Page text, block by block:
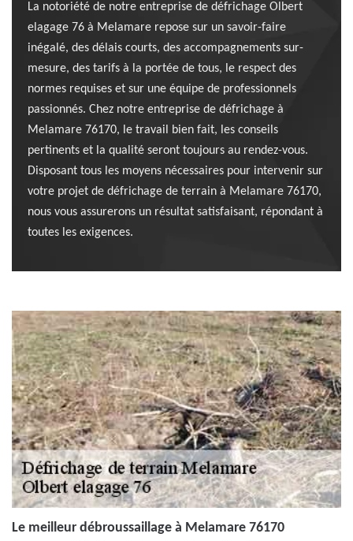
La notoriété de notre entreprise de défrichage Olbert
elagage 76 à Melamare repose sur un savoir-faire
inégalé, des délais courts, des accompagnements sur-
mesure, des tarifs à la portée de tous, le respect des
normes requises et sur une équipe de professionnels
passionnés. Chez notre entreprise de défrichage à
Melamare 76170, le travail bien fait, les conseils
pertinents et la qualité seront toujours au rendez-vous.
Disposant tous les moyens nécessaires pour intervenir sur
votre projet de défrichage de terrain à Melamare 76170,
nous vous assurerons un résultat satisfaisant, répondant à
toutes les exigences.
Le meilleur débroussaillage à Melamare 76170